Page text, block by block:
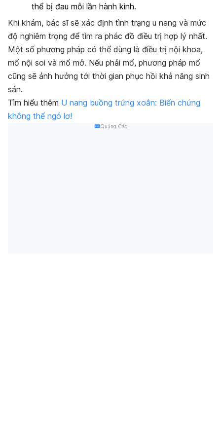
thể bị đau mỗi lần hành kinh.
Khi khám, bác sĩ sẽ xác định tình trạng u nang và mức
độ nghiêm trọng để tìm ra phác đồ điều trị hợp lý nhất.
Một số phương pháp có thể dùng là điều trị nội khoa,
mổ nội soi và mổ mở. Nếu phải mổ, phương pháp mổ
cũng sẽ ảnh hưởng tới thời gian phục hồi khả năng sinh
sản.
Tìm hiểu thêm U nang buồng trứng xoắn: Biến chứng
không thể ngó lơ!
Quảng Cáo